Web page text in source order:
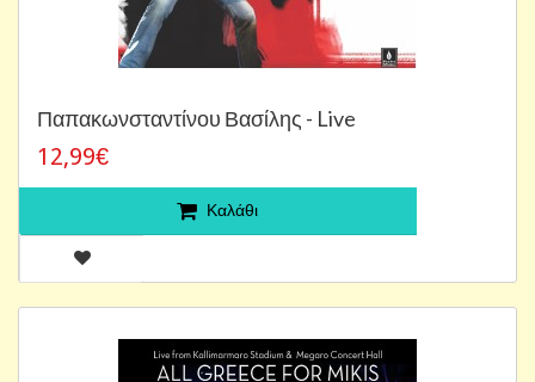
Παπακωνσταντίνου Βασίλης - Live
12,99€
Καλάθι